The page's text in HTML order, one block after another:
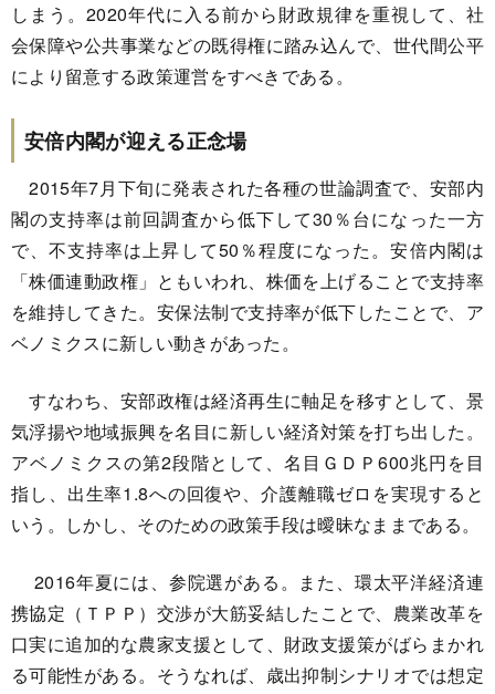
しまう。2020年代に入る前から財政規律を重視して、社
会保障や公共事業などの既得権に踏み込んで、世代間公平
により留意する政策運営をすべきである。
安倍内閣が迎える正念場
2015年7月下旬に発表された各種の世論調査で、安部内
閣の支持率は前回調査から低下して30％台になった一方
で、不支持率は上昇して50％程度になった。安倍内閣は
「株価連動政権」ともいわれ、株価を上げることで支持率
を維持してきた。安保法制で支持率が低下したことで、ア
ベノミクスに新しい動きがあった。
すなわち、安部政権は経済再生に軸足を移すとして、景
気浮揚や地域振興を名目に新しい経済対策を打ち出した。
アベノミクスの第2段階として、名目ＧＤＰ600兆円を目
指し、出生率1.8への回復や、介護離職ゼロを実現すると
いう。しかし、そのための政策手段は曖昧なままである。
2016年夏には、参院選がある。また、環太平洋経済連
携協定（ＴＰＰ）交渉が大筋妥結したことで、農業改革を
口実に追加的な農家支援として、財政支援策がばらまかれ
る可能性がある。そうなれば、歳出抑制シナリオでは想定